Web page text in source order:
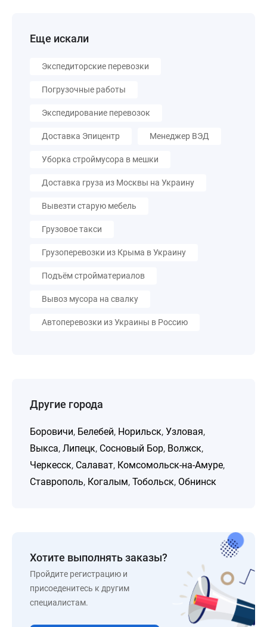
Еще искали
Экспедиторские перевозки
Погрузочные работы
Экспедирование перевозок
Доставка Эпицентр Менеджер ВЭД
Уборка строймусора в мешки
Доставка груза из Москвы на Украину
Вывезти старую мебель
Грузовое такси
Грузоперевозки из Крыма в Украину
Подъём стройматериалов
Вывоз мусора на свалку
Автоперевозки из Украины в Россию
Другие города
Боровичи, Белебей, Норильск, Узловая,
Выкса, Липецк, Сосновый Бор, Волжск,
Черкесск, Салават, Комсомольск-на-Амуре,
Ставрополь, Когалым, Тобольск, Обнинск
Хотите выполнять заказы?
Пройдите регистрацию и
присоеденитесь к другим
специалистам.